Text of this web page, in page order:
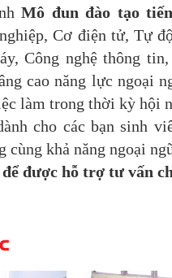
Mô đun đào tạo
Cơ điện tử, Tự
Công nghệ thông
cao năng lực ngoại
làm trong thời kỳ hội
cho các bạn sinh
cùng khả năng ngoại
để được hỗ trợ tư vấn